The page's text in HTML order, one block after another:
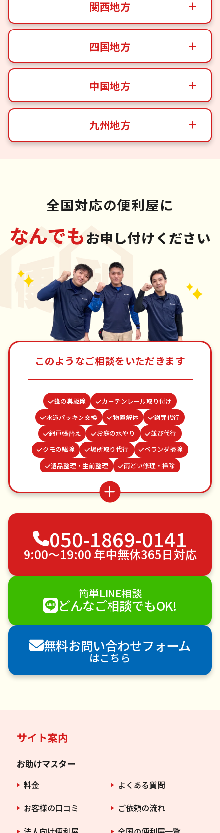
関西地方
四国地方
中国地方
九州地方
全国対応の便利屋に
なんでもお申し付けください
このようなご相談をいただきます
蜂の巣駆除
カーテンレール取り付け
水道パッキン交換
物置解体
謝罪代行
網戸張替え
お庭の水やり
並び代行
クモの駆除
場所取り代行
ベランダ掃除
遺品整理・生前整理
雨どい修理・掃除
病院付き添い
買い物代行
家具組立
ゴキブリ駆除
波板張替え
つた・ツルの撤去
不用品回収
ゴミ屋敷片付け
引っ越し
植木の剪定
植木の伐採
手すり取り付け
ペットのお世話
エアコンクリーニング
DIY・日曜大工
ハウスクリーニング
雪かき・雪下ろし
襖（ふすま）の張替え
空き家管理
各種代行
害獣駆除
防草シート施工
ナメクジ駆除
害虫駆除
050-1869-0141
9:00〜19:00 年中無休365日対応
簡単LINE相談
どんなご相談でもOK!
無料お問い合わせフォーム
はこちら
サイト案内
お助けマスター
料金
よくある質問
お客様の口コミ
ご依頼の流れ